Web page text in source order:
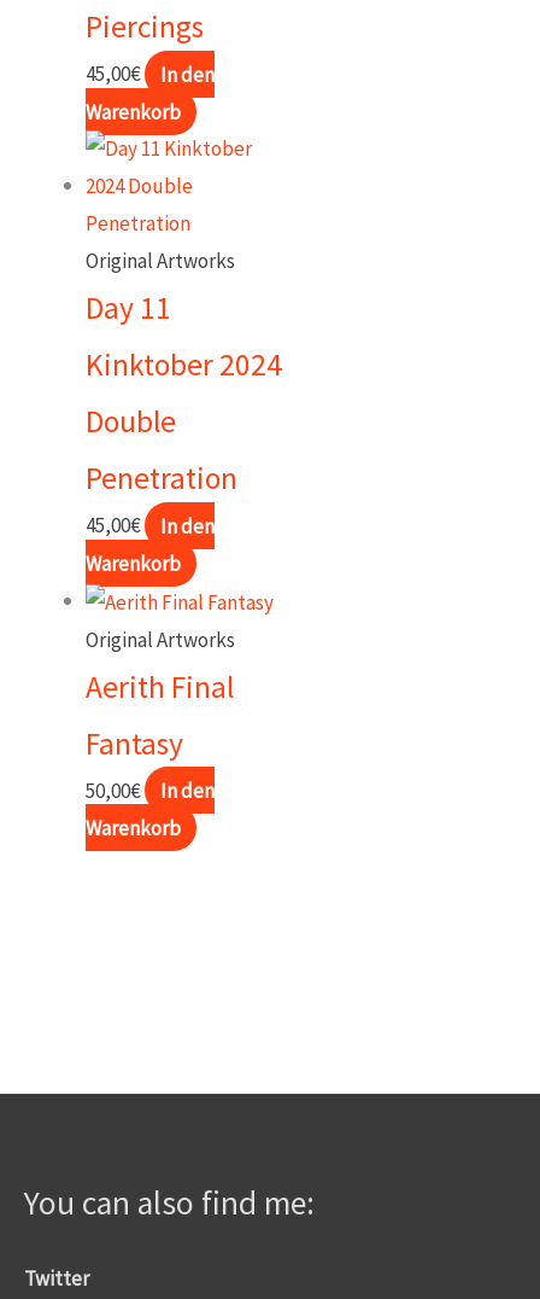
Piercings
45,00€
In den
Warenkorb
Original Artworks
Day 11
Kinktober 2024
Double
Penetration
45,00€
In den
Warenkorb
Original Artworks
Aerith Final
Fantasy
50,00€
In den
Warenkorb
You can also find me:
Twitter